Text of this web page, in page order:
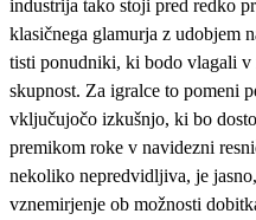
industrija tako stoji pred redko
klasičnega glamurja z udobjem
tisti ponudniki, ki bodo vlagali
skupnost. Za igralce to pomeni
vključujočo izkušnjo, ki bo
premikom roke v navidezni
nekoliko nepredvidljiva, je
vznemirjenje ob možnosti